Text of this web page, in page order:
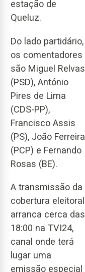
estação de
Queluz.
Do lado partidário,
os comentadores
são Miguel Relvas
(PSD), António
Pires de Lima
(CDS-PP),
Francisco Assis
(PS), João Ferreira
(PCP) e Fernando
Rosas (BE).
A transmissão da
cobertura eleitoral
arranca cerca das
18:00 na TVI24,
canal onde terá
lugar uma
emissão especial